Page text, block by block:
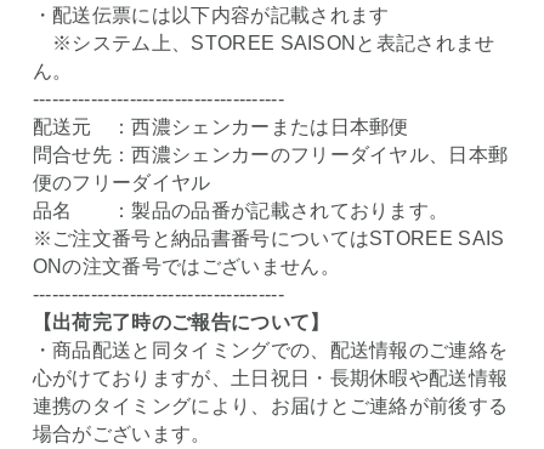
・配送伝票には以下内容が記載されます
※システム上、STOREE SAISONと表記されませ
ん。
---------------------------------------
配送元 ：西濃シェンカーまたは日本郵便
問合せ先：西濃シェンカーのフリーダイヤル、日本郵
便のフリーダイヤル
品名 ：製品の品番が記載されております。
※ご注文番号と納品書番号についてはSTOREE SAIS
ONの注文番号ではございません。
---------------------------------------
【出荷完了時のご報告について】
・商品配送と同タイミングでの、配送情報のご連絡を
心がけておりますが、土日祝日・長期休暇や配送情報
連携のタイミングにより、お届けとご連絡が前後する
場合がございます。